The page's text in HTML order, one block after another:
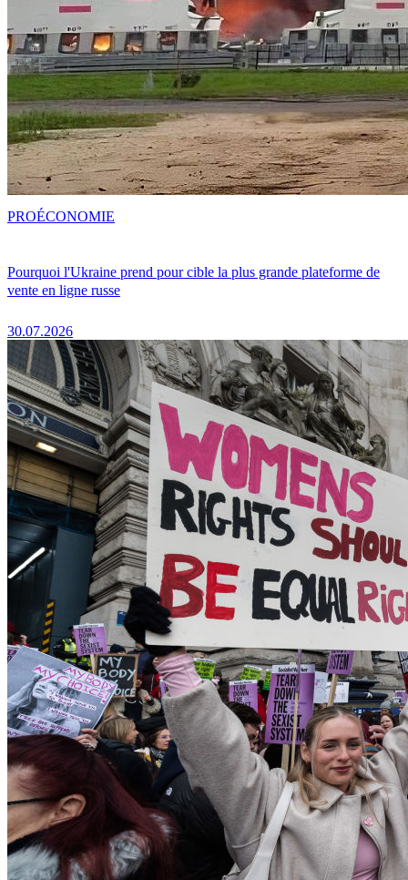
Pourquoi l'Ukraine prend pour cible la plus grande plateforme de
vente en ligne russe
30.07.2026
PROÉCONOMIE